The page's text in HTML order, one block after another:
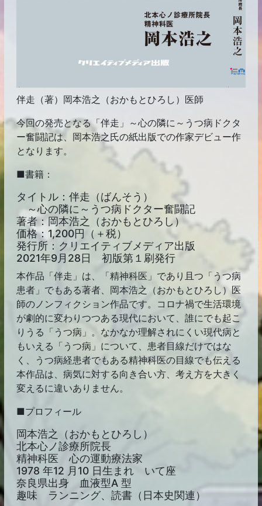
伴走（著）岡本浩之（おかもとひろし）医師
今回の発売となる「伴走」～心の隣に～うつ病ドクタ
ー奮闘記は、岡本浩之氏の紙出版での作家デビュー作
となります。
■書籍：
タイトル：伴走（ばんそう）
～心の隣に～うつ病ドクター奮闘記
著者：岡本浩之（おかもとひろし）
価格：1,200円（＋税）
発行所：クリエイティブメディア出版
2021年9月28日 初版第１刷発行
本作品「伴走」は、「精神科医」であり且つ「うつ病
患者」でもある著者、岡本浩之（おかもとひろし）医
師のノンフィクション作品です。コロナ禍で生活環境
が劇的に変わりつつある現代において、誰にでも起こ
りうる「うつ病」。なかなか理解されにくい現代病と
もいえる「うつ病」について、患者目線だけではな
く、うつ病経患者でもある精神科医の目線でも伝える
本作品は、病気に対する向き合い方、考え方を大きく
変えるに違いありません。
■プロフィール
岡本浩之（おかもとひろし）
北本心ノ診療所院長
精神科医 心の運動療法家
1978 年12 月10 日生まれ いて座
奈良県出身 血液型A 型
趣味 ランニング、読書（日本史関連）